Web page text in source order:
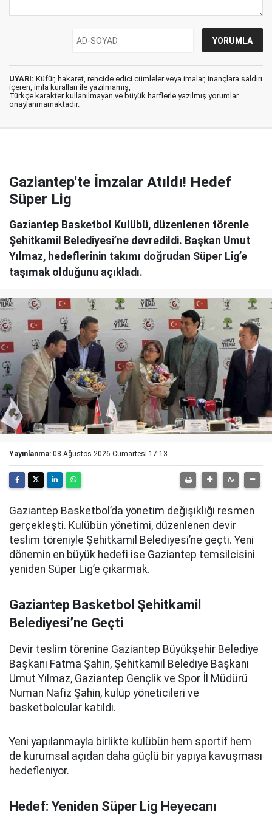
UYARI: Küfür, hakaret, rencide edici cümleler veya imalar, inançlara saldırı
içeren, imla kuralları ile yazılmamış,
Türkçe karakter kullanılmayan ve büyük harflerle yazılmış yorumlar
onaylanmamaktadır.
Gaziantep'te İmzalar Atıldı! Hedef
Süper Lig
Gaziantep Basketbol Kulübü, düzenlenen törenle
Şehitkamil Belediyesi’ne devredildi. Başkan Umut
Yılmaz, hedeflerinin takımı doğrudan Süper Lig’e
taşımak olduğunu açıkladı.
Yayınlanma: 08 Ağustos 2026 Cumartesi 17:13
Gaziantep Basketbol’da yönetim değişikliği resmen
gerçekleşti. Kulübün yönetimi, düzenlenen devir
teslim töreniyle Şehitkamil Belediyesi’ne geçti. Yeni
dönemin en büyük hedefi ise Gaziantep temsilcisini
yeniden Süper Lig’e çıkarmak.
Gaziantep Basketbol Şehitkamil
Belediyesi’ne Geçti
Devir teslim törenine Gaziantep Büyükşehir Belediye
Başkanı Fatma Şahin, Şehitkamil Belediye Başkanı
Umut Yılmaz, Gaziantep Gençlik ve Spor İl Müdürü
Numan Nafiz Şahin, kulüp yöneticileri ve
basketbolcular katıldı.
Yeni yapılanmayla birlikte kulübün hem sportif hem
de kurumsal açıdan daha güçlü bir yapıya kavuşması
hedefleniyor.
Hedef: Yeniden Süper Lig Heyecanı